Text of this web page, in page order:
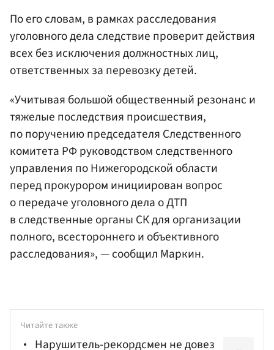
По его словам, в рамках расследования
уголовного дела следствие проверит действия
всех без исключения должностных лиц,
ответственных за перевозку детей.
«Учитывая большой общественный резонанс и
тяжелые последствия происшествия,
по поручению председателя Следственного
комитета РФ руководством следственного
управления по Нижегородской области
перед прокурором инициирован вопрос
о передаче уголовного дела о ДТП
в следственные органы СК для организации
полного, всестороннего и объективного
расследования», — сообщил Маркин.
Читайте также
Нарушитель-рекордсмен не довез